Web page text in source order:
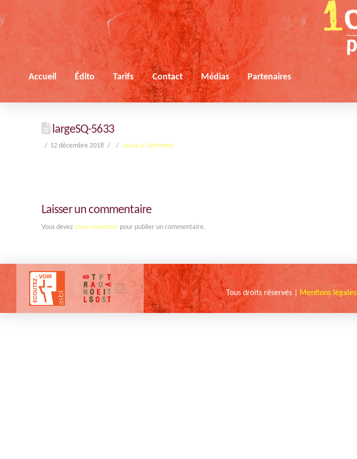
Accueil Édito Tarifs Contact Médias Partenaires
largeSQ-5633
12 décembre 2018 Leave a Comment
Laisser un commentaire
Vous devez vous connecterpour publier un commentaire.
Tous droits réservés | Mentions légales